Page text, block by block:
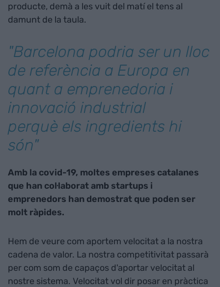
producte, demà a les vuit del matí el tens al
damunt de la taula.
"Barcelona podria ser un lloc
de referència a Europa en
quant a emprenedoria i
innovació industrial
perquè els ingredients hi
són"
Amb la covid-19, moltes empreses catalanes
que han col·laborat amb startups i
emprenedors han demostrat que poden ser
molt ràpides.
Hem de veure com aportem velocitat a la nostra
cadena de valor. La nostra competitivitat passarà
per com som de capaços d'aportar velocitat al
nostre sistema. Velocitat vol dir posar en pràctica